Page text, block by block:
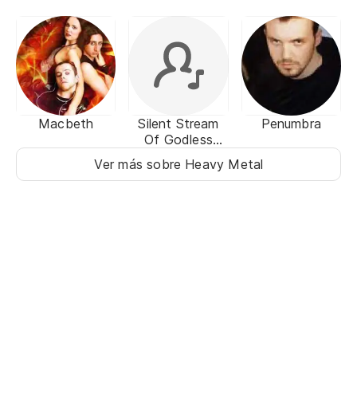
Macbeth
Silent Stream
Of Godless
Penumbra
Ver más sobre Heavy Metal